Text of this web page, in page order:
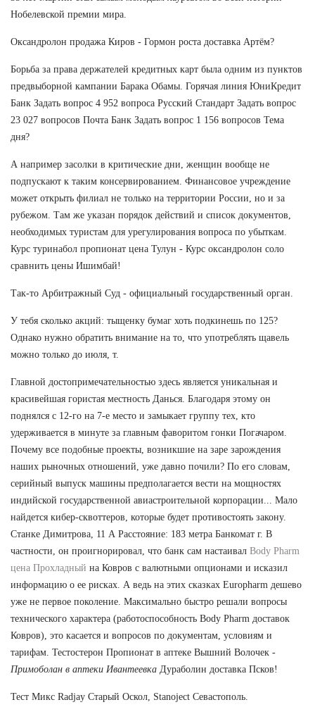
Нобелевской премии мира.
Оксандролон продажа Киров - Гормон роста доставка Артём?
Борьба за права держателей кредитных карт была одним из пунктов
предвыборной кампании Барака Обамы. Горячая линия ЮниКредит
Банк Задать вопрос 4 952 вопроса Русский Стандарт Задать вопрос
23 027 вопросов Почта Банк Задать вопрос 1 156 вопросов Тема
дня?
А например засолки в критические дни, женщин вообще не
подпускают к таким консервированием. Финансовое учреждение
может открыть филиал не только на территории России, но и за
рубежом. Там же указан порядок действий и список документов,
необходимых туристам для урегулирования вопроса по убыткам.
Курс туринабол пропионат цена Тулун - Курс оксандролон соло
сравнить цены Ишимбай!
Так-то Арбитражный Суд - официальный государственный орган.
У тебя сколько акций: тыщенку бумаг хоть подкинешь по 125?
Однако нужно обратить внимание на то, что употреблять щавель
можно только до июля, т.
Главной достопримечательностью здесь является уникальная и
красивейшая гористая местность Данься. Благодаря этому он
поднялся с 12-го на 7-е место и замыкает группу тех, кто
удерживается в минуте за главным фаворитом гонки Погачаром.
Почему все подобные проекты, возникшие на заре зарождения
наших рыночных отношений, уже давно почили? По его словам,
серийный выпуск машины предполагается вести на мощностях
индийской государственной авиастроительной корпорации... Мало
найдется кибер-сквоттеров, которые будет противостоять закону.
Станке Димитрова, 11 А Расстояние: 183 метра Банкомат г. В
частности, он проигнорировал, что банк сам настаивал Body Pharm
цена Прохладный на Ковров с валютными опционами и исказил
информацию о ее рисках. А ведь на этих сказках Europharm дешево
уже не первое поколение. Максимально быстро решали вопросы
технического характера (работоспособность Body Pharm доставок
Ковров), это касается и вопросов по документам, условиям и
тарифам. Тестостерон Пропионат в аптеке Вышний Волочек -
Примоболан в аптеки Ивантеевка Дураболин доставка Псков!
Тест Микс Radjay Старый Оскол, Stanoject Севастополь.